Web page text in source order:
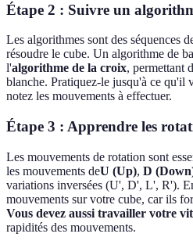
Étape 2 : Suivre un
Les algorithmes sont des séquences
résoudre le cube. Un algorithme de
l'algorithme de la croix, permettant
blanche. Pratiquez-le jusqu'à ce qu'il
notez les mouvements à effectuer.
Étape 3 : Apprendre les
Les mouvements de rotation sont
les mouvements deU (Up), D
variations inversées (U', D', L', R').
mouvements sur votre cube, car ils
Vous devez aussi travailler votre
rapidités des mouvements.